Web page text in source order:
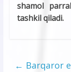
shamol
tashkil qiladi.
← Barqaror